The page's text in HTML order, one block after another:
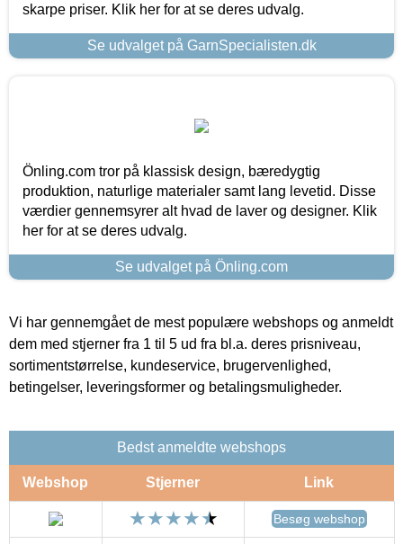
skarpe priser. Klik her for at se deres udvalg.
Se udvalget på GarnSpecialisten.dk
Önling.com tror på klassisk design, bæredygtig
produktion, naturlige materialer samt lang levetid. Disse
værdier gennemsyrer alt hvad de laver og designer. Klik
her for at se deres udvalg.
Se udvalget på Önling.com
Vi har gennemgået de mest populære webshops og anmeldt
dem med stjerner fra 1 til 5 ud fra bl.a. deres prisniveau,
sortimentstørrelse, kundeservice, brugervenlighed,
betingelser, leveringsformer og betalingsmuligheder.
Bedst anmeldte webshops
Webshop Stjerner Link
Besøg webshop